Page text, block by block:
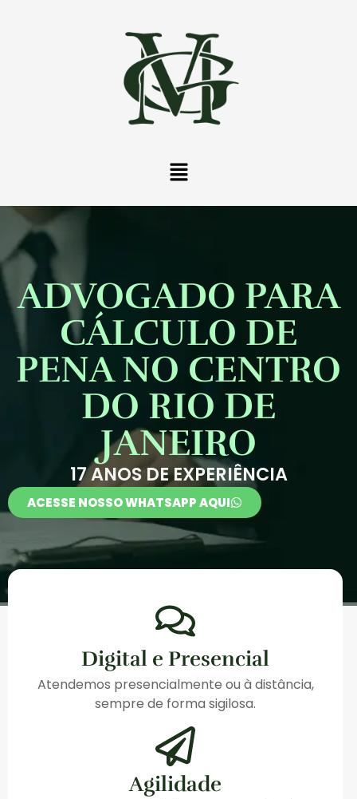
ADVOGADO PARA
CÁLCULO DE
PENA NO CENTRO
DO RIO DE
JANEIRO
17 ANOS DE EXPERIÊNCIA
ACESSE NOSSO WHATSAPP AQUI
Digital e Presencial
Atendemos presencialmente ou à distância,
sempre de forma sigilosa.
Agilidade